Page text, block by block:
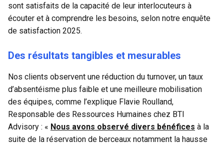
sont satisfaits de la capacité de leur interlocuteurs à
écouter et à comprendre les besoins, selon notre enquête
de satisfaction 2025.
Des résultats tangibles et mesurables
Nos clients observent une réduction du turnover, un taux
d’absentéisme plus faible et une meilleure mobilisation
des équipes, comme l’explique Flavie Roulland,
Responsable des Ressources Humaines chez BTI
Advisory : « Nous avons observé divers bénéfices à la
suite de la réservation de berceaux notamment la hausse